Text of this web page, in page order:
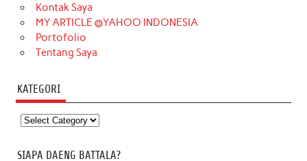
Kontak Saya
MY ARTICLE @YAHOO INDONESIA
Portofolio
Tentang Saya
KATEGORI
Kategori
SIAPA DAENG BATTALA?